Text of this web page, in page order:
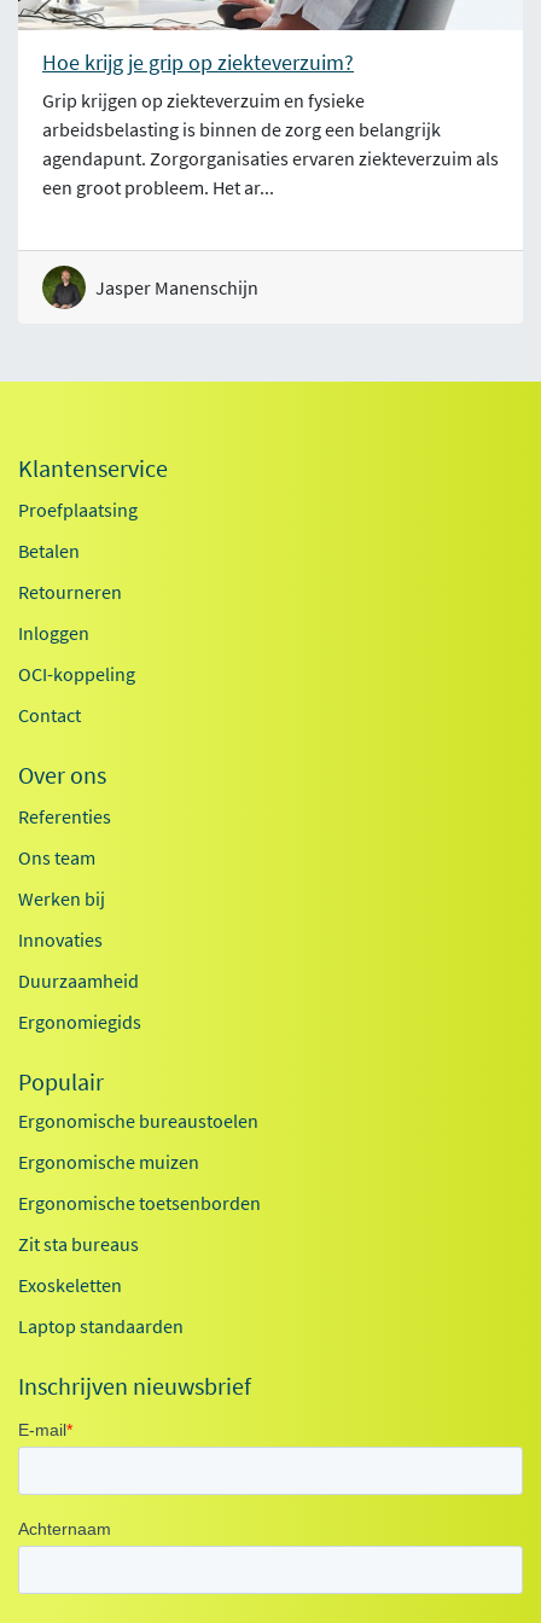
Hoe krijg je grip op ziekteverzuim?
Grip krijgen op ziekteverzuim en fysieke
arbeidsbelasting is binnen de zorg een belangrijk
agendapunt. Zorgorganisaties ervaren ziekteverzuim als
een groot probleem. Het ar...
Jasper Manenschijn
Klantenservice
Proefplaatsing
Betalen
Retourneren
Inloggen
OCI-koppeling
Contact
Over ons
Referenties
Ons team
Werken bij
Innovaties
Duurzaamheid
Ergonomiegids
Populair
Ergonomische bureaustoelen
Ergonomische muizen
Ergonomische toetsenborden
Zit sta bureaus
Exoskeletten
Laptop standaarden
Inschrijven nieuwsbrief